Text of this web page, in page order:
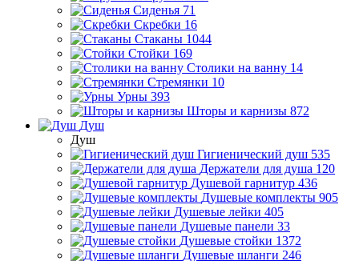
Сиденья 71
Скребки 16
Стаканы 1044
Стойки 169
Столики на ванну 14
Стремянки 10
Урны 393
Шторы и карнизы 872
Душ
Душ
Гигиенический душ 535
Держатели для душа 120
Душевой гарнитур 436
Душевые комплекты 905
Душевые лейки 405
Душевые панели 33
Душевые стойки 1372
Душевые шланги 246